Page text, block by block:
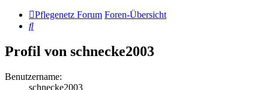
Pflegenetz Forum Foren-Übersicht
Suche
Profil von schnecke2003
Benutzername:
schnecke2003